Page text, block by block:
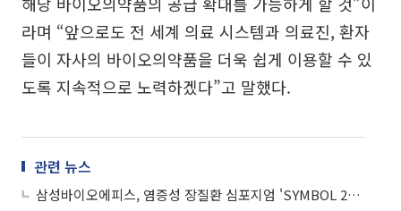
라며 “앞으로도 전 세계 의료 시스템과 의료진, 환자
들이 자사의 바이오의약품을 더욱 쉽게 이용할 수 있
도록 지속적으로 노력하겠다”고 말했다.
관련 뉴스
삼성바이오에피스, 염증성 장질환 심포지엄 'SYMBOL 2026' 개최